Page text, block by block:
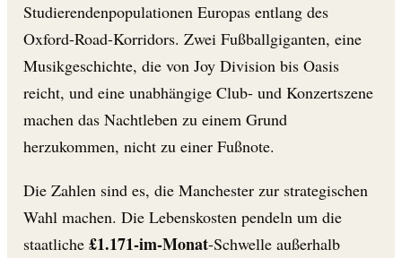
Studierendenpopulationen Europas entlang des
Oxford-Road-Korridors. Zwei Fußballgiganten, eine
Musikgeschichte, die von Joy Division bis Oasis
reicht, und eine unabhängige Club- und Konzertszene
machen das Nachtleben zu einem Grund
herzukommen, nicht zu einer Fußnote.
Die Zahlen sind es, die Manchester zur strategischen
Wahl machen. Die Lebenskosten pendeln um die
staatliche £1.171-im-Monat-Schwelle außerhalb